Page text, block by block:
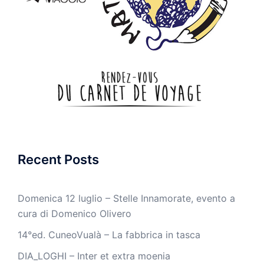
Recent Posts
Domenica 12 luglio – Stelle Innamorate, evento a
cura di Domenico Olivero
14°ed. CuneoVualà – La fabbrica in tasca
DIA_LOGHI – Inter et extra moenia